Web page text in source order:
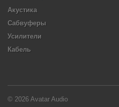
Акустика
Сабвуферы
Усилители
Кабель
© 2026 Avatar Audio